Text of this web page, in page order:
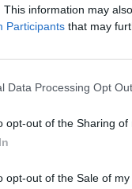
This information may
Participants that may
Data Processing Opt
opt-out of the Sharing of
opt-out of the Sale of my